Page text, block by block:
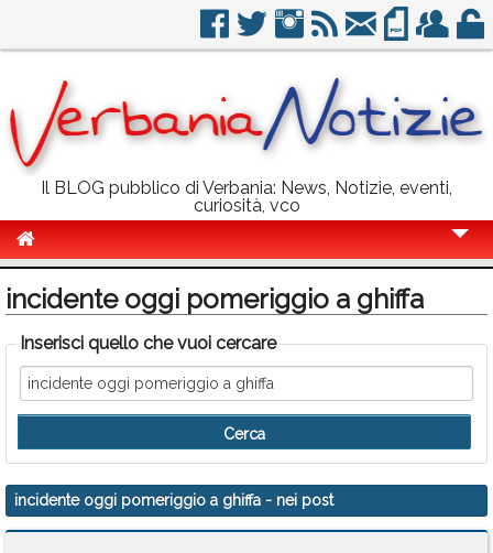
Il BLOG pubblico di Verbania: News, Notizie, eventi,
curiosità, vco
Politica
Sport
Eventi
Info Utili
Rubriche
Calendario
incidente oggi pomeriggio a ghiffa
Inserisci quello che vuoi cercare
incidente oggi pomeriggio a ghiffa - nei post